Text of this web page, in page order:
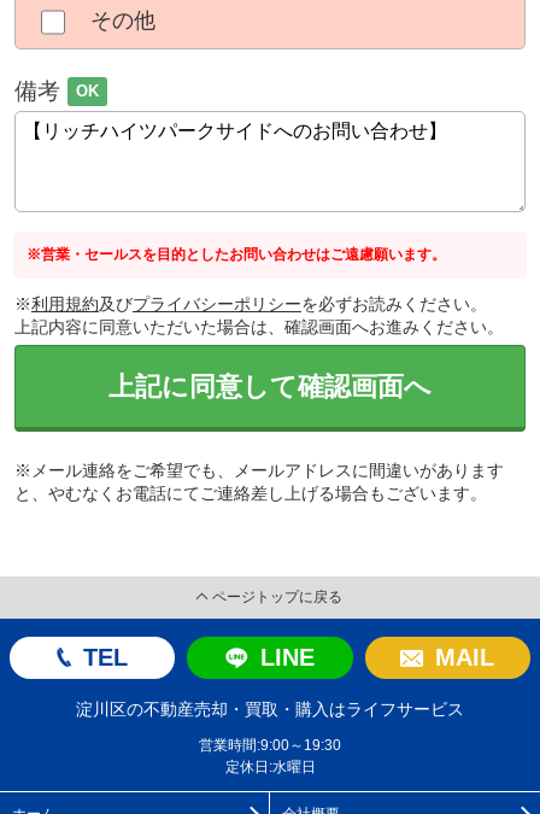
その他
備考 OK
※営業・セールスを目的としたお問い合わせはご遠慮願います。
※利用規約及びプライバシーポリシーを必ずお読みください。
上記内容に同意いただいた場合は、確認画面へお進みください。
上記に同意して確認画面へ
※メール連絡をご希望でも、メールアドレスに間違いがあります
と、やむなくお電話にてご連絡差し上げる場合もございます。
ページトップに戻る
TEL LINE MAIL
淀川区の不動産売却・買取・購入はライフサービス
営業時間:9:00～19:30
定休日:水曜日